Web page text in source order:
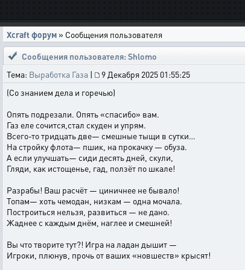
Xcraft форум » Сообщения пользователя
Сообщения пользователя: Shlomo
Тема: Выработка Газа | 9 Декабря 2025 01:55:25
(Со знанием дела и горечью)
Опять подрезали. Опять «спасибо» вам.
Газ еле сочится,стал скуден и упрям.
Всего-то тридцать две— смешные тыщи в сутки…
На стройку флота— пшик, на прокачку — обуза.
А если улучшать— сиди десять дней, скули,
Гляди, как истощенье, гад, ползёт по шкале!
Разрабы! Ваш расчёт — циничнее не бывало!
Топам— хоть чемодан, низкам — одна мочала.
Построиться нельзя, развиться — не дано.
Жаднее с каждым днём, наглее и смешней!
Вы что творите тут?! Игра на ладан дышит —
Игроки, плюнув, прочь от ваших «новшеств» крысят!